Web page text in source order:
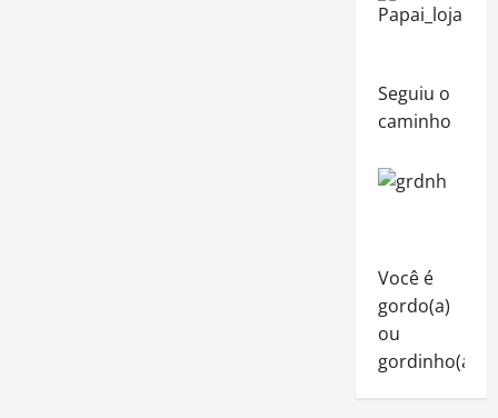
Seguiu o
caminho
Você é
gordo(a)
ou
gordinho(a)?